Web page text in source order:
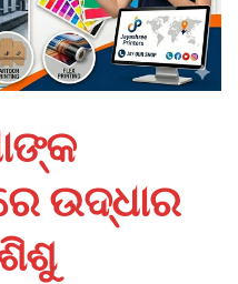
ଉଦ୍ଧାର